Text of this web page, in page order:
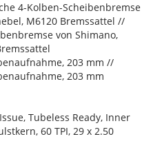
4-Kolben-Scheibenbremse
M6120 Bremssattel //
von Shimano,
203 mm //
203 mm
Tubeless Ready, Inner
60 TPI, 29 x 2.50